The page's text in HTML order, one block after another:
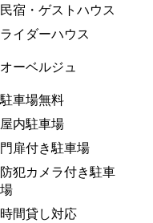
民宿・ゲストハウス
ライダーハウス
オーベルジュ
駐車場無料
屋内駐車場
門扉付き駐車場
防犯カメラ付き駐車
場
時間貸し対応